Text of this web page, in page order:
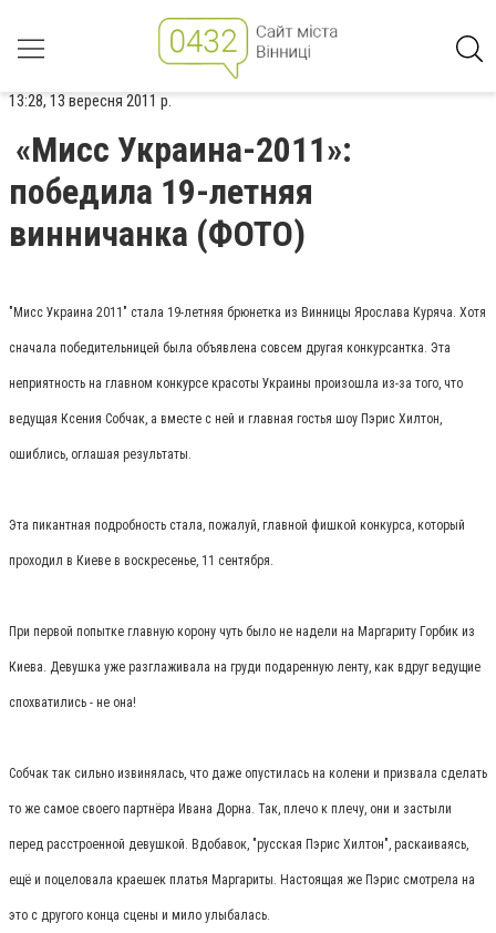
13:28, 13 вересня 2011 р.
«Мисс Украина-2011»:
победила 19-летняя
винничанка (ФОТО)
"Мисс Украина 2011" стала 19-летняя брюнетка из Винницы Ярослава Куряча. Хотя
сначала победительницей была объявлена совсем другая конкурсантка. Эта
неприятность на главном конкурсе красоты Украины произошла из-за того, что
ведущая Ксения Собчак, а вместе с ней и главная гостья шоу Пэрис Хилтон,
ошиблись, оглашая результаты.
Эта пикантная подробность стала, пожалуй, главной фишкой конкурса, который
проходил в Киеве в воскресенье, 11 сентября.
При первой попытке главную корону чуть было не надели на Маргариту Горбик из
Киева. Девушка уже разглаживала на груди подаренную ленту, как вдруг ведущие
спохватились - не она!
Собчак так сильно извинялась, что даже опустилась на колени и призвала сделать
то же самое своего партнёра Ивана Дорна. Так, плечо к плечу, они и застыли
перед расстроенной девушкой. Вдобавок, "русская Пэрис Хилтон", раскаиваясь,
ещё и поцеловала краешек платья Маргариты. Настоящая же Пэрис смотрела на
это с другого конца сцены и мило улыбалась.